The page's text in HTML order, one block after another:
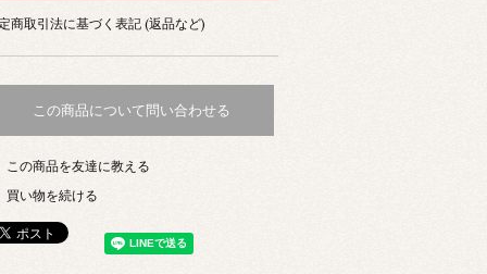
商取引法に基づく表記 (返品など)
この商品について問い合わせる
この商品を友達に教える
買い物を続ける